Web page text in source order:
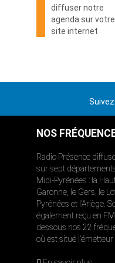
diffuser notre
agenda sur votre
site internet
NOS
Radio Présence
sur sept
Midi-Pyrénées : la
Garonne, le Gers, le
Pyrénées et l’Ariège.
également reçu en
dessous nos 22
où est situé